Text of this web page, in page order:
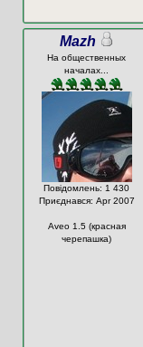
Mazh
На общественных
началах...
Повідомлень: 1 430
Приєднався: Apr 2007
Aveo 1.5 (красная
черепашка)